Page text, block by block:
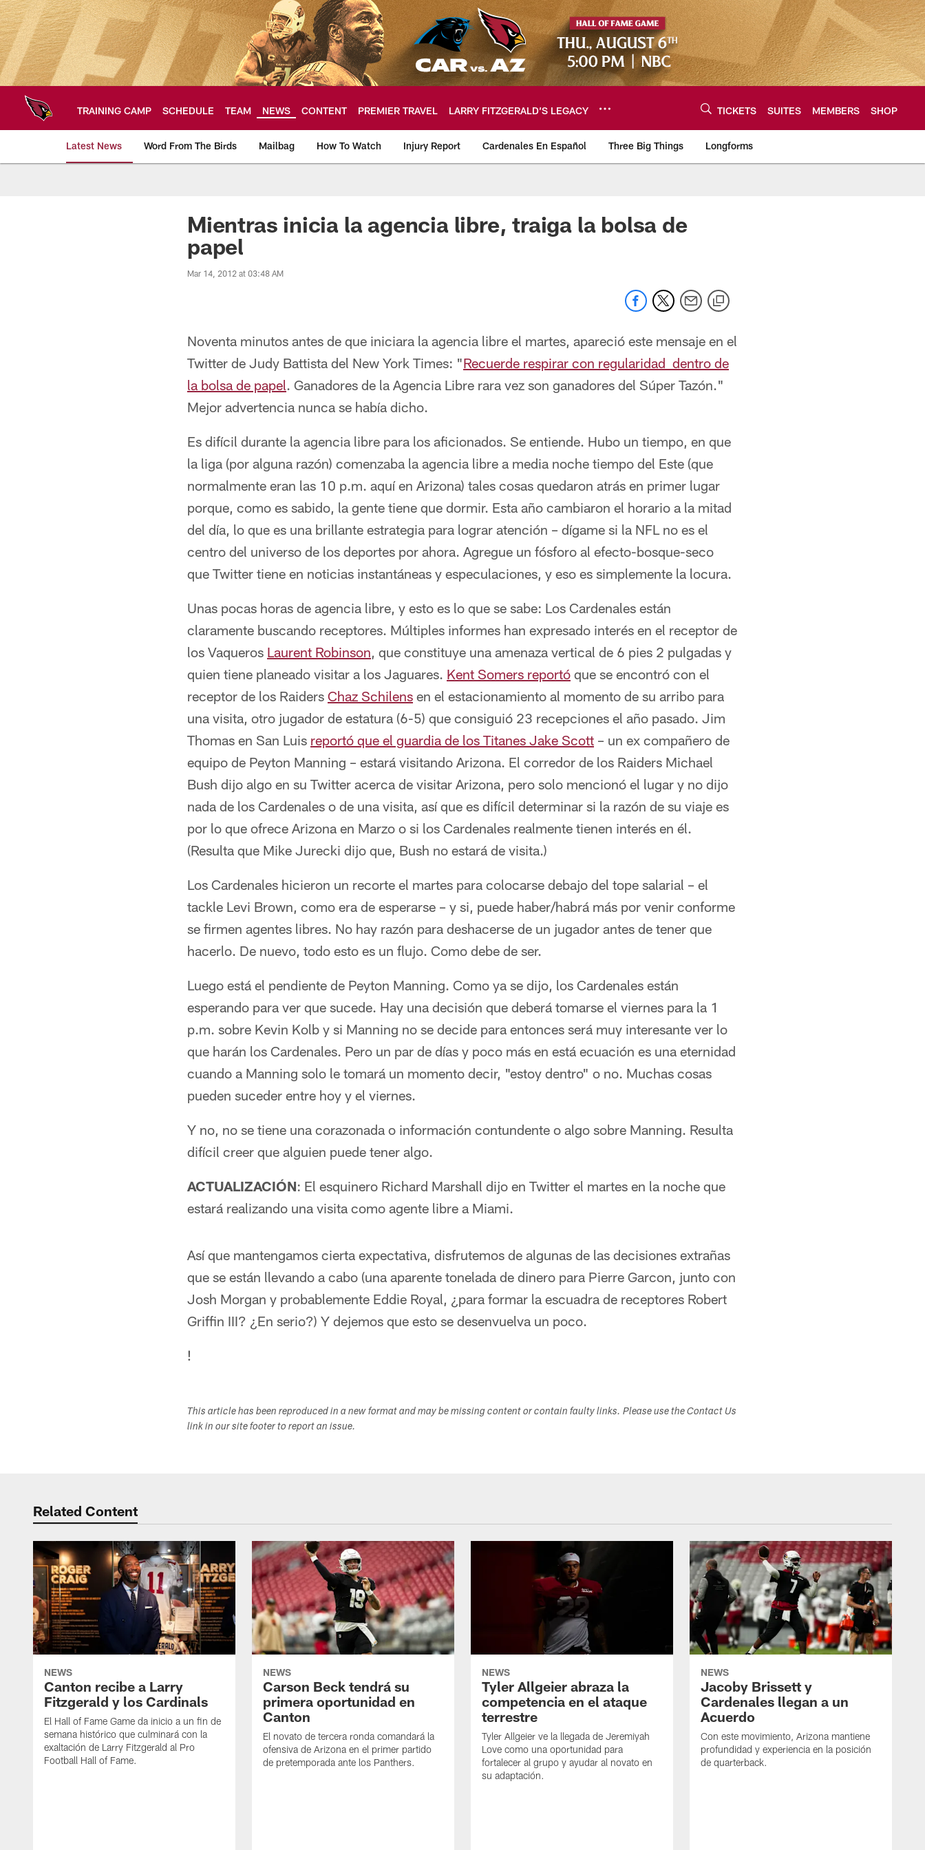
Skip
to
main
content
TRAINING CAMP SCHEDULE TEAM NEWS CONTENT PREMIER TRAVEL LARRY FITZGERALD’S LEGACY TICKETS SUITES MEMBERS SHOP
Latest News Word From The Birds Mailbag How To Watch Injury Report Cardenales En Español Three Big Things Longforms
Arizona Cardinals Home: The official source of the latest
Mientras inicia la agencia libre, traiga la bolsa de
papel
Mar 14, 2012 at 03:48 AM
Noventa minutos antes de que iniciara la agencia libre el martes, apareció este mensaje en el
Twitter de Judy Battista del New York Times: "Recuerde respirar con regularidad dentro de
la bolsa de papel. Ganadores de la Agencia Libre rara vez son ganadores del Súper Tazón."
Mejor advertencia nunca se había dicho.
Es difícil durante la agencia libre para los aficionados. Se entiende. Hubo un tiempo, en que
la liga (por alguna razón) comenzaba la agencia libre a media noche tiempo del Este (que
normalmente eran las 10 p.m. aquí en Arizona) tales cosas quedaron atrás en primer lugar
porque, como es sabido, la gente tiene que dormir. Esta año cambiaron el horario a la mitad
del día, lo que es una brillante estrategia para lograr atención – dígame si la NFL no es el
centro del universo de los deportes por ahora. Agregue un fósforo al efecto-bosque-seco
que Twitter tiene en noticias instantáneas y especulaciones, y eso es simplemente la locura.
Unas pocas horas de agencia libre, y esto es lo que se sabe: Los Cardenales están
claramente buscando receptores. Múltiples informes han expresado interés en el receptor de
los Vaqueros Laurent Robinson, que constituye una amenaza vertical de 6 pies 2 pulgadas y
quien tiene planeado visitar a los Jaguares. Kent Somers reportó que se encontró con el
receptor de los Raiders Chaz Schilens en el estacionamiento al momento de su arribo para
una visita, otro jugador de estatura (6-5) que consiguió 23 recepciones el año pasado. Jim
Thomas en San Luis reportó que el guardia de los Titanes Jake Scott – un ex compañero de
equipo de Peyton Manning – estará visitando Arizona. El corredor de los Raiders Michael
Bush dijo algo en su Twitter acerca de visitar Arizona, pero solo mencionó el lugar y no dijo
nada de los Cardenales o de una visita, así que es difícil determinar si la razón de su viaje es
por lo que ofrece Arizona en Marzo o si los Cardenales realmente tienen interés en él.
(Resulta que Mike Jurecki dijo que, Bush no estará de visita.)
Los Cardenales hicieron un recorte el martes para colocarse debajo del tope salarial – el
tackle Levi Brown, como era de esperarse – y si, puede haber/habrá más por venir conforme
se firmen agentes libres. No hay razón para deshacerse de un jugador antes de tener que
hacerlo. De nuevo, todo esto es un flujo. Como debe de ser.
Luego está el pendiente de Peyton Manning. Como ya se dijo, los Cardenales están
esperando para ver que sucede. Hay una decisión que deberá tomarse el viernes para la 1
p.m. sobre Kevin Kolb y si Manning no se decide para entonces será muy interesante ver lo
que harán los Cardenales. Pero un par de días y poco más en está ecuación es una eternidad
cuando a Manning solo le tomará un momento decir, "estoy dentro" o no. Muchas cosas
pueden suceder entre hoy y el viernes.
Y no, no se tiene una corazonada o información contundente o algo sobre Manning. Resulta
difícil creer que alguien puede tener algo.
ACTUALIZACIÓN: El esquinero Richard Marshall dijo en Twitter el martes en la noche que
estará realizando una visita como agente libre a Miami.
Así que mantengamos cierta expectativa, disfrutemos de algunas de las decisiones extrañas
que se están llevando a cabo (una aparente tonelada de dinero para Pierre Garcon, junto con
Josh Morgan y probablemente Eddie Royal, ¿para formar la escuadra de receptores Robert
Griffin III? ¿En serio?) Y dejemos que esto se desenvuelva un poco.
!
This article has been reproduced in a new format and may be missing content or contain faulty links. Please use the Contact Us
link in our site footer to report an issue.
Related Content
NEWS
Canton recibe a Larry
Fitzgerald y los Cardinals
El Hall of Fame Game da inicio a un fin de
semana histórico que culminará con la
exaltación de Larry Fitzgerald al Pro
Football Hall of Fame.
NEWS
Carson Beck tendrá su
primera oportunidad en
Canton
El novato de tercera ronda comandará la
ofensiva de Arizona en el primer partido
de pretemporada ante los Panthers.
NEWS
Tyler Allgeier abraza la
competencia en el ataque
terrestre
Tyler Allgeier ve la llegada de Jeremiyah
Love como una oportunidad para
fortalecer al grupo y ayudar al novato en
su adaptación.
NEWS
Jacoby Brissett y
Cardenales llegan a un
Acuerdo
Con este movimiento, Arizona mantiene
profundidad y experiencia en la posición
de quarterback.